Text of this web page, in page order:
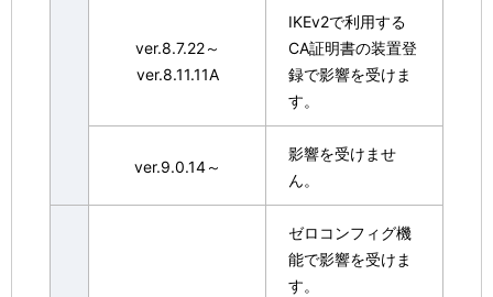
ver.8.7.22～
ver.8.11.11A
IKEv2で利用する
CA証明書の装置登
録で影響を受けま
す。
ver.9.0.14～
影響を受けませ
ん。
ゼロコンフィグ機
能で影響を受けま
す。